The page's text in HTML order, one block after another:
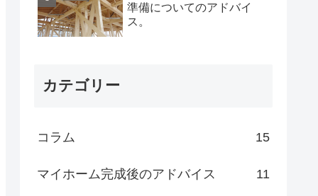
準備についてのアドバイ
ス。
カテゴリー
コラム 15
マイホーム完成後のアドバイス 11